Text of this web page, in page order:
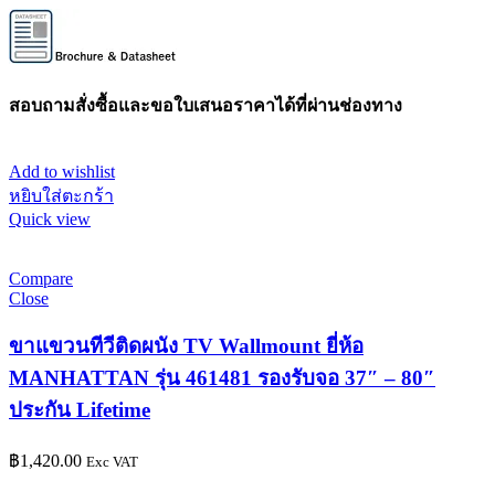
สอบถามสั่งซื้อและขอใบเสนอราคาได้ที่ผ่านช่องทาง
Add to wishlist
หยิบใส่ตะกร้า
Quick view
Compare
Close
ขาแขวนทีวีติดผนัง TV Wallmount ยี่ห้อ
MANHATTAN รุ่น 461481 รองรับจอ 37″ – 80″
ประกัน Lifetime
฿1,420.00 Exc VAT